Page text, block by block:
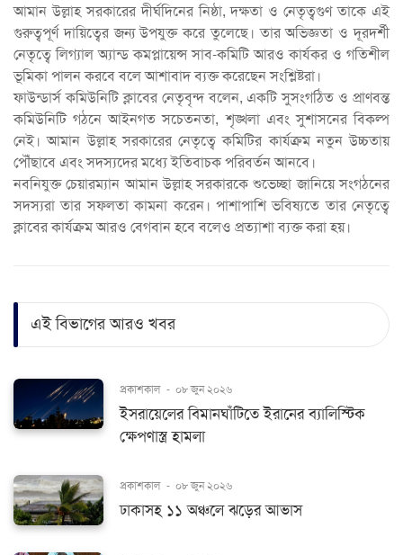
আমান উল্লাহ সরকারের দীর্ঘদিনের নিষ্ঠা, দক্ষতা ও নেতৃত্বগুণ তাকে এই
গুরুত্বপূর্ণ দায়িত্বের জন্য উপযুক্ত করে তুলেছে। তার অভিজ্ঞতা ও দূরদর্শী
নেতৃত্বে লিগ্যাল অ্যান্ড কমপ্লায়েন্স সাব-কমিটি আরও কার্যকর ও গতিশীল
ভূমিকা পালন করবে বলে আশাবাদ ব্যক্ত করেছেন সংশ্লিষ্টরা।
ফাউন্ডার্স কমিউনিটি ক্লাবের নেতৃবৃন্দ বলেন, একটি সুসংগঠিত ও প্রাণবন্ত
কমিউনিটি গঠনে আইনগত সচেতনতা, শৃঙ্খলা এবং সুশাসনের বিকল্প
নেই। আমান উল্লাহ সরকারের নেতৃত্বে কমিটির কার্যক্রম নতুন উচ্চতায়
পৌঁছাবে এবং সদস্যদের মধ্যে ইতিবাচক পরিবর্তন আনবে।
নবনিযুক্ত চেয়ারম্যান আমান উল্লাহ সরকারকে শুভেচ্ছা জানিয়ে সংগঠনের
সদস্যরা তার সফলতা কামনা করেন। পাশাপাশি ভবিষ্যতে তার নেতৃত্বে
ক্লাবের কার্যক্রম আরও বেগবান হবে বলেও প্রত্যাশা ব্যক্ত করা হয়।
এই বিভাগের আরও খবর
প্রকাশকাল - ০৮ জুন ২০২৬
ইসরায়েলের বিমানঘাঁটিতে ইরানের ব্যালিস্টিক
ক্ষেপণাস্ত্র হামলা
প্রকাশকাল - ০৮ জুন ২০২৬
ঢাকাসহ ১১ অঞ্চলে ঝড়ের আভাস